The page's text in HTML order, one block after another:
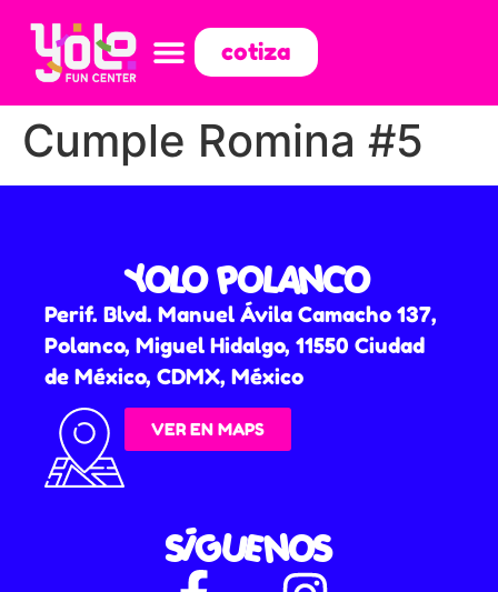
cotiza
Cumple Romina #5
YOLO POLANCO
Perif. Blvd. Manuel Ávila Camacho 137,
Polanco, Miguel Hidalgo, 11550 Ciudad
de México, CDMX, México
VER EN MAPS
SÍGUENOS